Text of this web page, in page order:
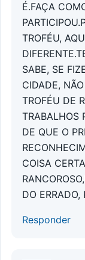
É.FAÇA
TROFÉU,
SABE, SE
CIDADE,
TROFÉU DE
TRABALHOS
DE QUE O
COISA
DO ERRADO,
Responder